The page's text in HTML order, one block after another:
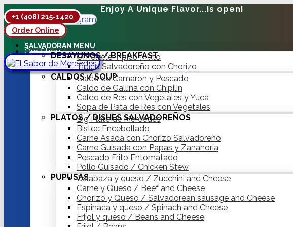
Enjoy A Unique Flavor...is open!
Facebook
Instagram
Hot Delivery
Our Story
Contact
+1 (408) 215-1420
Order Online
SALVADORAN MENU
DESAYUNOS / BREAKFAST
Omelette Típico Mixto
Típico Salvadoreño con Chorizo
CALDOS / SOUP
Caldo de Camarón y Pescado
Caldo de Gallina con Chipilin
Caldo de Res con Vegetales y Yuca
Sopa de Pata de Res con Vegetales
PLATOS / DISHES SALVADOREÑOS
Big Plate de Mercedes
Bistec Encebollado
Carne Asada con Chorizo Salvadoreño
Carne Guisada con Papas y Zanahoria
Pescado Frito Entomatado
Pollo Guisado / Chicken Stew
PUPUSASCalabaza y queso / Zucchini and Cheese
Carne y Queso / Beef and Cheese
Chorizo y Queso / Salvadorean sausage and Cheese
Espinaca y queso / Spinach and Cheese
Frijol y queso / Beans and Cheese